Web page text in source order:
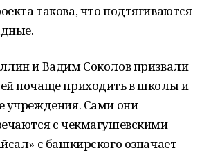
такова, что подтягиваются
и Вадим Соколов призвали
почаще приходить в школы и
учреждения. Сами они
с чекмагушевскими
с башкирского означает